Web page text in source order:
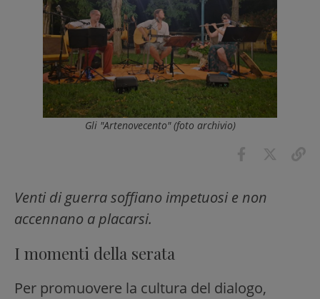
Gli "Artenovecento" (foto archivio)
Venti di guerra soffiano impetuosi e non
accennano a placarsi.
I momenti della serata
Per promuovere la cultura del dialogo,